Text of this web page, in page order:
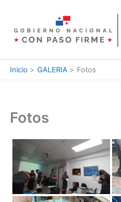
contenido
Inicio GALERIA Fotos
Fotos